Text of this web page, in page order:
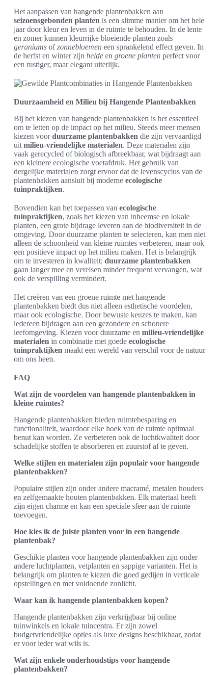
Het aanpassen van hangende plantenbakken aan
seizoensgebonden planten is een slimme manier om het hele
jaar door kleur en leven in de ruimte te behouden. In de lente
en zomer kunnen kleurrijke bloeiende planten zoals
geraniums ofzonnebloemen een sprankelend effect geven. In
de herfst en winter zijn heide en groene planten perfect voor
een rustiger, maar elegant uiterlijk.
Duurzaamheid en Milieu bij Hangende Plantenbakken
Bij het kiezen van hangende plantenbakken is het essentieel
om te letten op de impact op het milieu. Steeds meer mensen
kiezen voorduurzame plantenbakken die zijn vervaardigd
uit milieu-vriendelijke materialen. Deze materialen zijn
vaak gerecycled of biologisch afbreekbaar, wat bijdraagt aan
een kleinere ecologische voetafdruk. Het gebruik van
dergelijke materialen zorgt ervoor dat de levenscyclus van de
plantenbakken aansluit bij moderne ecologische
tuinpraktijken.
Bovendien kan het toepassen van ecologische
tuinpraktijken, zoals het kiezen van inheemse en lokale
planten, een grote bijdrage leveren aan de biodiversiteit in de
omgeving. Door duurzame planten te selecteren, kan men niet
alleen de schoonheid van kleine ruimtes verbeteren, maar ook
een positieve impact op het milieu maken. Het is belangrijk
om te investeren in kwaliteit; duurzame plantenbakken
gaan langer mee en vereisen minder frequent vervangen, wat
ook de verspilling vermindert.
Het creëren van een groene ruimte met hangende
plantenbakken biedt dus niet alleen esthetische voordelen,
maar ook ecologische. Door bewuste keuzes te maken, kan
iedereen bijdragen aan een gezondere en schonere
leefomgeving. Kiezen voor duurzame en milieu-vriendelijke
materialen in combinatie met goede ecologische
tuinpraktijken maakt een wereld van verschil voor de natuur
om ons heen.
FAQ
Wat zijn de voordelen van hangende plantenbakken in
kleine ruimtes?
Hangende plantenbakken bieden ruimtebesparing en
functionaliteit, waardoor elke hoek van de ruimte optimaal
benut kan worden. Ze verbeteren ook de luchtkwaliteit door
schadelijke stoffen te absorberen en zuurstof af te geven.
Welke stijlen en materialen zijn populair voor hangende
plantenbakken?
Populaire stijlen zijn onder andere macramé, metalen houders
en zelfgemaakte houten plantenbakken. Elk materiaal heeft
zijn eigen charme en kan een speciale sfeer aan de ruimte
toevoegen.
Hoe kies ik de juiste planten voor in een hangende
plantenbak?
Geschikte planten voor hangende plantenbakken zijn onder
andere luchtplanten, vetplanten en sappige varianten. Het is
belangrijk om planten te kiezen die goed gedijen in verticale
opstellingen en met voldoende zonlicht.
Waar kan ik hangende plantenbakken kopen?
Hangende plantenbakken zijn verkrijgbaar bij online
tuinwinkels en lokale tuincentra. Er zijn zowel
budgetvriendelijke opties als luxe designs beschikbaar, zodat
er voor ieder wat wils is.
Wat zijn enkele onderhoudstips voor hangende
plantenbakken?